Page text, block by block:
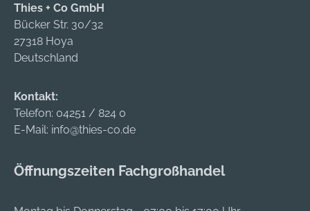
Thies + Co GmbH
Bücker Str. 30/32
27318 Hoya
Deutschland
Kontakt:
Telefon: 04251 / 824 0
E-Mail: info@thies-co.de
Öffnungszeiten Fachgroßhandel